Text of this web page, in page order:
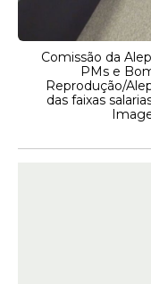
Comissão da
PMs e
Reprodução/
das faixas